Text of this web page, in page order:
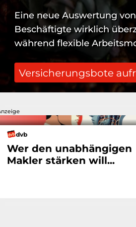
Eine neue Auswertung
Beschäftigte wirklich
während flexible
Versicherungsbote
dvb
Wer den unabhängigen
Makler stärken will...